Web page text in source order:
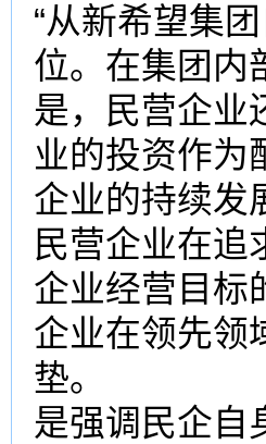
“从新希望集
位。在集团内
是，民营企业
业的投资作为
企业的持续发
民营企业在追
企业经营目标
企业在领先领
垫。
是强调民企自